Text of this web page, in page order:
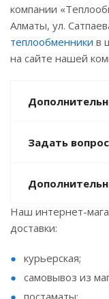
компании
Алматы, ул.
теплообменники в
на сайте нашей
Задать вопрос
Наш интернет-
доставки:
курьерская;
самовывоз из
постаматы;